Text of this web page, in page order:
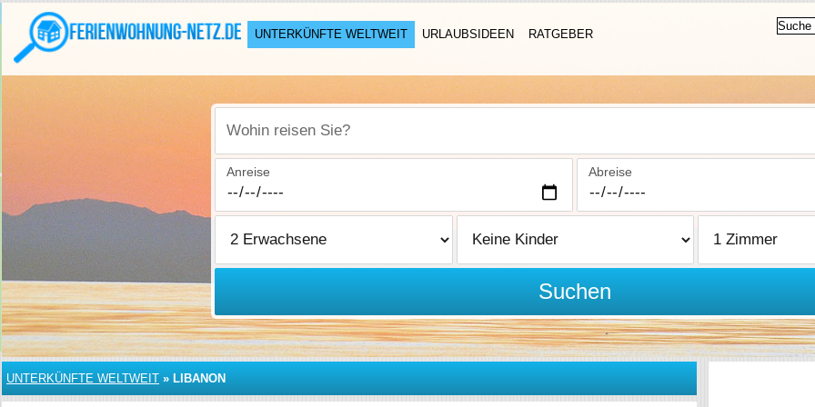
UNTERKÜNFTE WELTWEIT URLAUBSIDEEN RATGEBER
Wohin reisen Sie?
Anreise Abreise
Suchen
UNTERKÜNFTE WELTWEIT » LIBANON